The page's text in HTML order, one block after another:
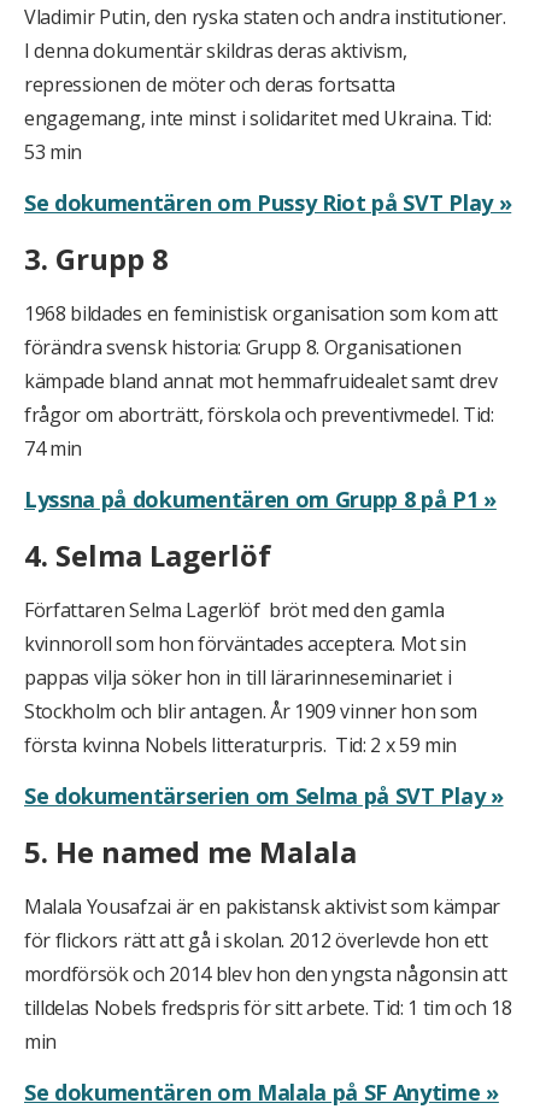
Vladimir Putin, den ryska staten och andra institutioner.
I denna dokumentär skildras deras aktivism,
repressionen de möter och deras fortsatta
engagemang, inte minst i solidaritet med Ukraina. Tid:
53 min
Se dokumentären om Pussy Riot på SVT Play »
3. Grupp 8
1968 bildades en feministisk organisation som kom att
förändra svensk historia: Grupp 8. Organisationen
kämpade bland annat mot hemmafruidealet samt drev
frågor om aborträtt, förskola och preventivmedel. Tid:
74 min
Lyssna på dokumentären om Grupp 8 på P1 »
4. Selma Lagerlöf
Författaren Selma Lagerlöf bröt med den gamla
kvinnoroll som hon förväntades acceptera. Mot sin
pappas vilja söker hon in till lärarinneseminariet i
Stockholm och blir antagen. År 1909 vinner hon som
första kvinna Nobels litteraturpris. Tid: 2 x 59 min
Se dokumentärserien om Selma på SVT Play »
5. He named me Malala
Malala Yousafzai är en pakistansk aktivist som kämpar
för flickors rätt att gå i skolan. 2012 överlevde hon ett
mordförsök och 2014 blev hon den yngsta någonsin att
tilldelas Nobels fredspris för sitt arbete. Tid: 1 tim och 18
min
Se dokumentären om Malala på SF Anytime »